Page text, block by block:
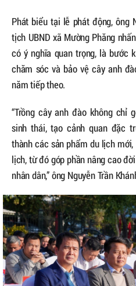
Phát biểu tại lễ phát động, ông
tịch UBND xã Mường Phăng
có ý nghĩa quan trọng, là bước
chăm sóc và bảo vệ cây anh
năm tiếp theo.
“Trồng cây anh đào không chỉ
sinh thái, tạo cảnh quan đặc
thành các sản phẩm du lịch
lịch, từ đó góp phần nâng cao
nhân dân,” ông Nguyễn Trần